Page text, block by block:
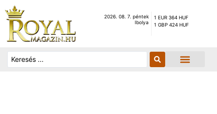
2026. 08. 7. péntek
Ibolya
1 EUR 364 HUF
1 GBP 424 HUF